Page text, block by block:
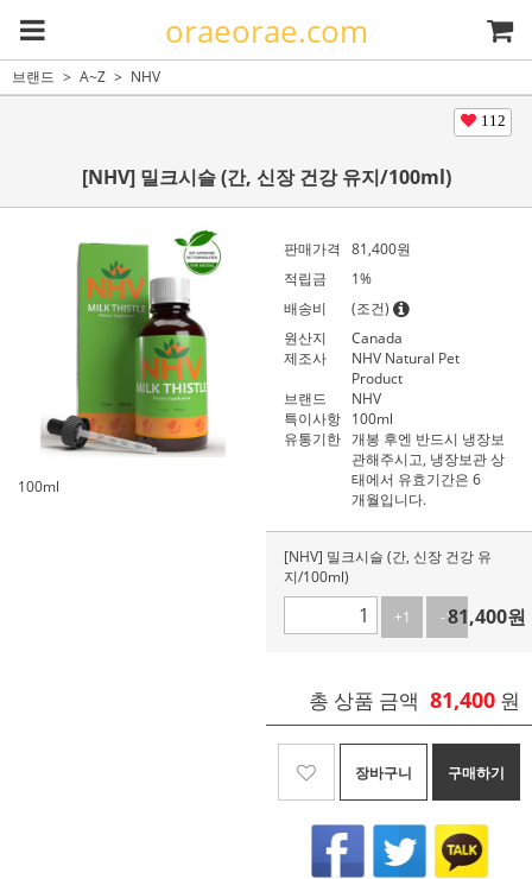
oraeorae.com
브랜드 A~Z NHV
112
[NHV] 밀크시슬 (간, 신장 건강 유지/100ml)
100ml
판매가격 81,400원
적립금
1%
배송비
(조건)
원산지
Canada
제조사
NHV Natural Pet
Product
브랜드
NHV
특이사항 100ml
유통기한 개봉 후엔 반드시 냉장보
관해주시고, 냉장보관 상
태에서 유효기간은 6
개월입니다.
[NHV] 밀크시슬 (간, 신장 건강 유
지/100ml)
+1
-181,400원
총 상품 금액 81,400 원
장바구니 구매하기